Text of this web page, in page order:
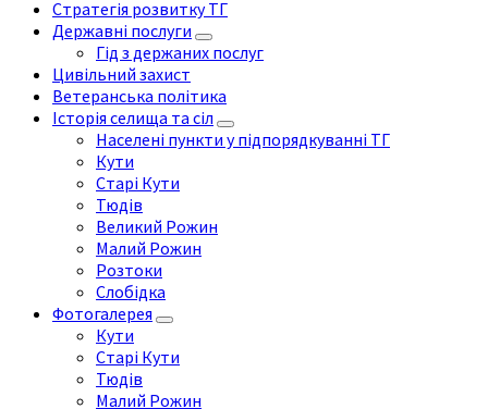
Стратегія розвитку ТГ
Державні послуги
Гід з держаних послуг
Цивільний захист
Ветеранська політика
Історія селища та сіл
Населені пункти у підпорядкуванні ТГ
Кути
Старі Кути
Тюдів
Великий Рожин
Малий Рожин
Розтоки
Слобідка
Фотогалерея
Кути
Старі Кути
Тюдів
Малий Рожин